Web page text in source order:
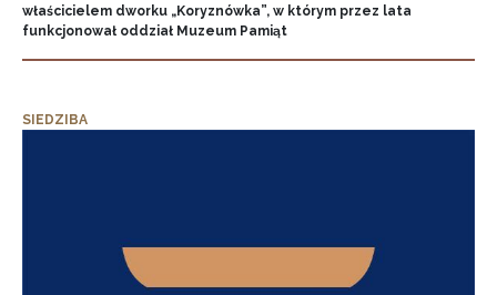
właścicielem dworku „Koryznówka”, w którym przez lata
funkcjonował oddział Muzeum Pamiąt
SIEDZIBA